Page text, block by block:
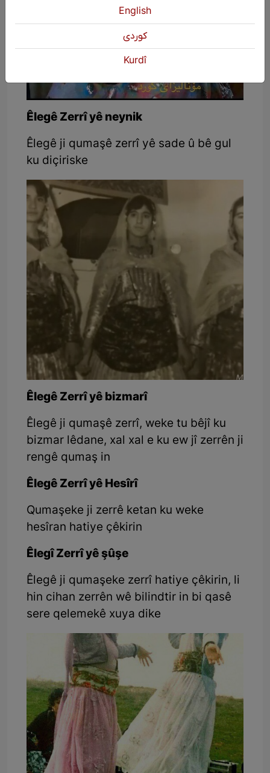
Êlegê Zerrî yê neynik
Êlegê ji qumaşê zerrî yê sade û bê gul
ku diçiriske
Êlegê Zerrî yê bizmarî
Êlegê ji qumaşê zerrî, weke tu bêjî ku
bizmar lêdane, xal xal e ku ew jî zerrên ji
rengê qumaş in
Êlegê Zerrî yê Hesîrî
Qumaşeke ji zerrê ketan ku weke
hesîran hatiye çêkirin
Êlegî Zerrî yê şûşe
Êlegê ji qumaşeke zerrî hatiye çêkirin, li
hin cihan zerrên wê bilindtir in bi qasê
sere qelemekê xuya dike
English
كوردی
Kurdî